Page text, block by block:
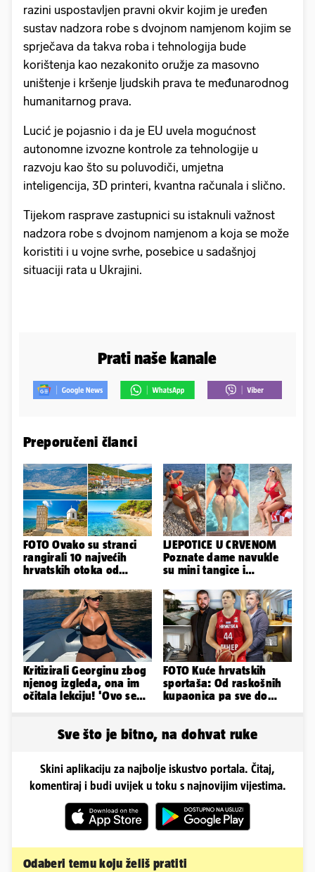
razini uspostavljen pravni okvir kojim je uređen
sustav nadzora robe s dvojnom namjenom kojim se
sprječava da takva roba i tehnologija bude
korištenja kao nezakonito oružje za masovno
uništenje i kršenje ljudskih prava te međunarodnog
humanitarnog prava.
Lucić je pojasnio i da je EU uvela mogućnost
autonomne izvozne kontrole za tehnologije u
razvoju kao što su poluvodiči, umjetna
inteligencija, 3D printeri, kvantna računala i slično.
Tijekom rasprave zastupnici su istaknuli važnost
nadzora robe s dvojnom namjenom a koja se može
koristiti i u vojne svrhe, posebice u sadašnjoj
situaciji rata u Ukrajini.
Prati naše kanale
Preporučeni članci
FOTO Ovako su stranci
rangirali 10 najvećih
hrvatskih otoka od
LJEPOTICE U CRVENOM
Poznate dame navukle
su mini tangice i
obline
Kritizirali Georginu zbog
njenog izgleda, ona im
očitala lekciju! 'Ovo se
FOTO Kuće hrvatskih
sportaša: Od raskošnih
kupaonica pa sve do
Sve što je bitno, na dohvat ruke
Skini aplikaciju za najbolje iskustvo portala. Čitaj,
komentiraj i budi uvijek u toku s najnovijim vijestima.
Odaberi temu koju želiš pratiti